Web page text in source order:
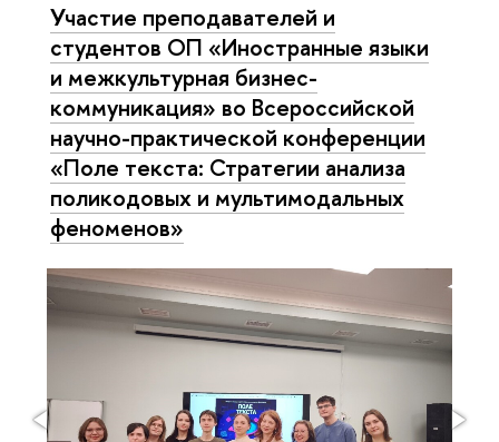
Участие преподавателей и
студентов ОП «Иностранные языки
и межкультурная бизнес-
коммуникация» во Всероссийской
научно-практической конференции
«Поле текста: Стратегии анализа
поликодовых и мультимодальных
феноменов»